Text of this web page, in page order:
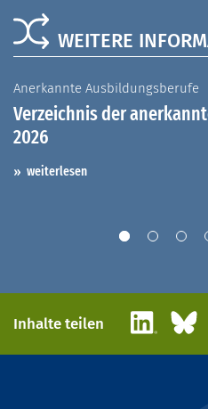
WEITERE
Anerkannte Ausbildungsberufe
Verzeichnis der
2026
weiterlesen
Inhalte teilen LinkedIn